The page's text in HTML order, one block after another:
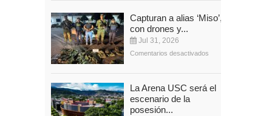
Capturan a alias ‘Miso’,
con drones y...
Jul 31, 2026
Comentarios desactivados
La Arena USC será el
escenario de la
posesión...